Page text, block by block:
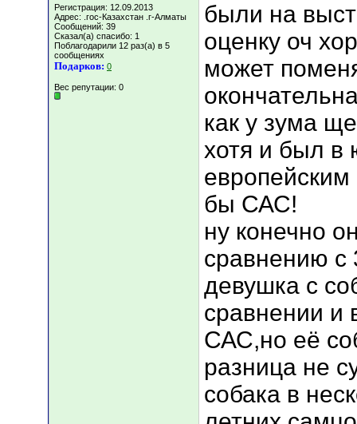
Регистрация: 12.09.2013
Адрес: .гос-Казахстан .г-Алматы
Сообщений: 39
Сказал(а) спасибо: 1
Поблагодарили 12 раз(а) в 5
сообщениях
Подарков: 0
Вес репутации: 0
были на
оценку оч
может
как у зума
хотя и был в
бы САС!
ну конечно
сравнению с
девушка с
сравнении и
САС,но её
разница не
собака в